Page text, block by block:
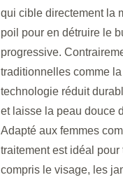
qui cible directement la
poil pour en détruire le
progressive.
traditionnelles comme
technologie réduit
et laisse la peau douce
Adapté aux femmes
traitement est idéal
compris le visage, les